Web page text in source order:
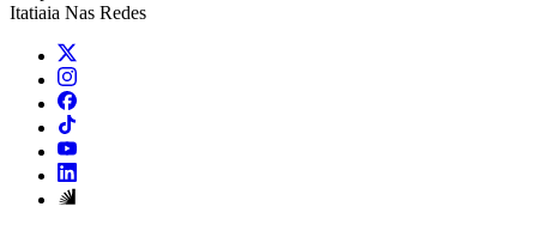
Itatiaia Nas Redes